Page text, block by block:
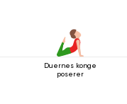
Duernes konge
poserer